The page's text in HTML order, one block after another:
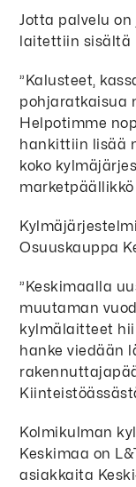
Jotta palvelu
laitettiin sisältä
”Kalusteet,
pohjaratkaisua
Helpotimme
hankittiin lisää
koko
Osuuskauppa
”Keskimaalla
muutaman
kylmälaitteet
hanke viedään
Kolmikulman
Keskimaa on
asiakkaita